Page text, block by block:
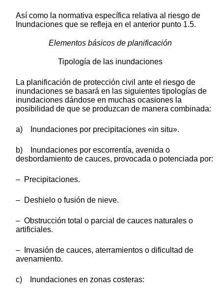
Así como la normativa específica relativa al riesgo de
Inundaciones que se refleja en el anterior punto 1.5.
Elementos básicos de planificación
Tipología de las inundaciones
La planificación de protección civil ante el riesgo de
inundaciones se basará en las siguientes tipologías de
inundaciones dándose en muchas ocasiones la
posibilidad de que se produzcan de manera combinada:
a) Inundaciones por precipitaciones «in situ».
b) Inundaciones por escorrentía, avenida o
desbordamiento de cauces, provocada o potenciada por:
– Precipitaciones.
– Deshielo o fusión de nieve.
– Obstrucción total o parcial de cauces naturales o
artificiales.
– Invasión de cauces, aterramientos o dificultad de
avenamiento.
c) Inundaciones en zonas costeras: